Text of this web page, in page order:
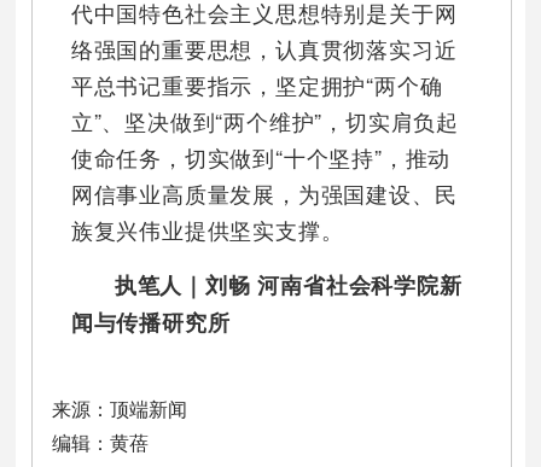
代中国特色社会主义思想特别是关于网
络强国的重要思想，认真贯彻落实习近
平总书记重要指示，坚定拥护“两个确
立”、坚决做到“两个维护”，切实肩负起
使命任务，切实做到“十个坚持”，推动
网信事业高质量发展，为强国建设、民
族复兴伟业提供坚实支撑。
执笔人｜刘畅 河南省社会科学院新
闻与传播研究所
来源：顶端新闻
编辑：黄蓓